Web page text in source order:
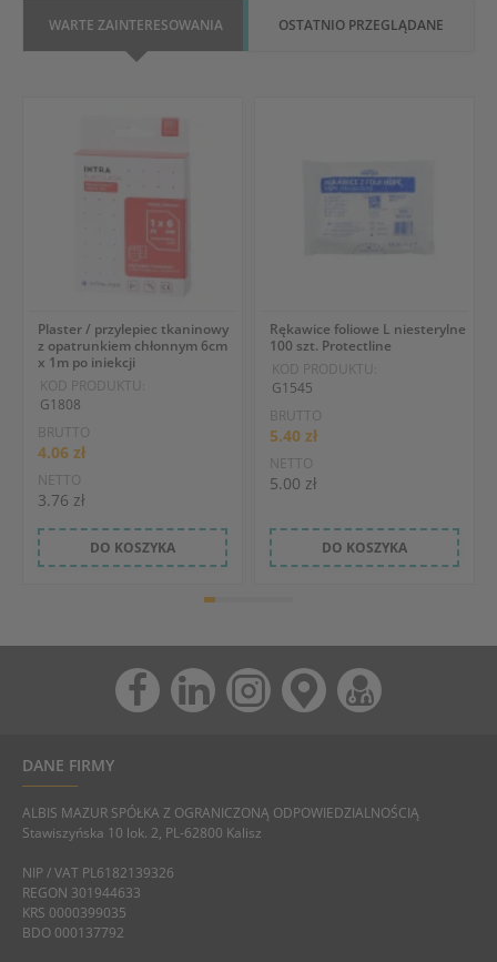
WARTE ZAINTERESOWANIA OSTATNIO PRZEGLĄDANE
Plaster / przylepiec tkaninowy
z opatrunkiem chłonnym 6cm
x 1m po iniekcji
KOD PRODUKTU:
G1808
BRUTTO
4.06 zł
NETTO
3.76 zł
DO KOSZYKA
Rękawice foliowe L niesterylne
100 szt. Protectline
KOD PRODUKTU:
G1545
BRUTTO
5.40 zł
NETTO
5.00 zł
DO KOSZYKA
DANE FIRMY
ALBIS MAZUR SPÓŁKA Z OGRANICZONĄ ODPOWIEDZIALNOŚCIĄ
Stawiszyńska 10 lok. 2, PL-62800 Kalisz
NIP / VAT PL6182139326
REGON 301944633
KRS 0000399035
BDO 000137792